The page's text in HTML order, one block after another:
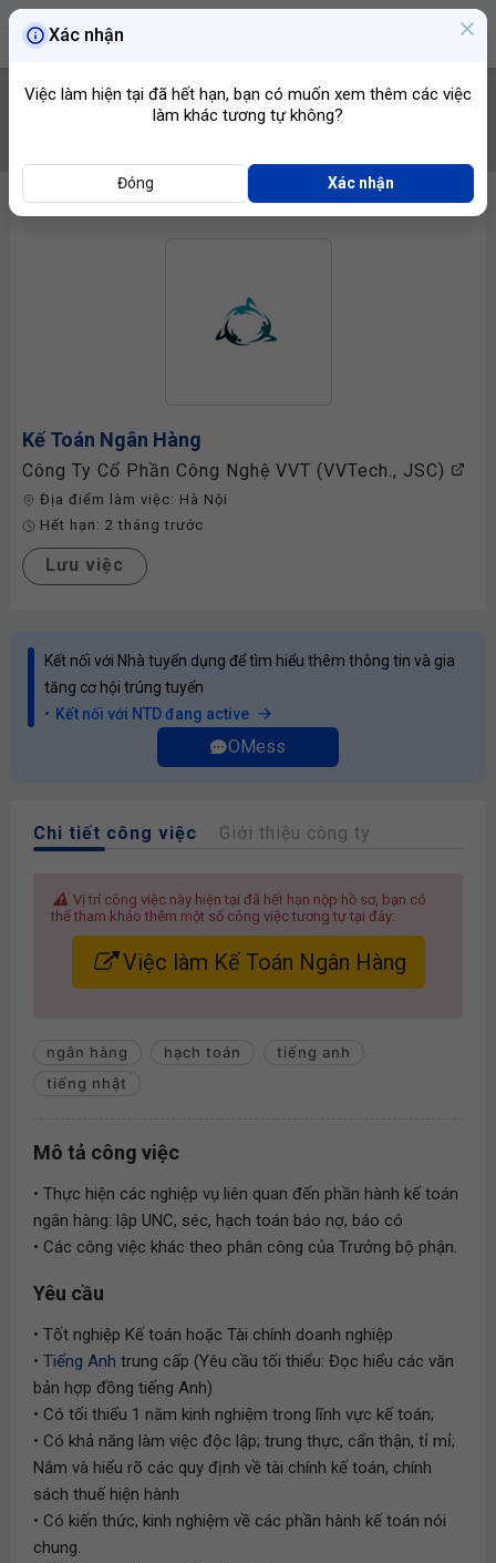
Kế Toán Ngân Hàng
Công Ty Cổ Phần Công Nghệ VVT (VVTech., JSC)
Địa điểm làm việc: Hà Nội
Hết hạn: 2 tháng trước
Lưu việc
Kết nối với Nhà tuyển dụng để tìm hiểu thêm thông tin và gia
tăng cơ hội trúng tuyển
Kết nối với NTD đang active
OMess
Chi tiết công việc Giới thiệu công ty
Vị trí công việc này hiện tại đã hết hạn nộp hồ sơ, bạn có
thể tham khảo thêm một số công việc tương tự tại đây:
Việc làm Kế Toán Ngân Hàng
ngân hàng hạch toán
tiếng anh
tiếng nhật
Mô tả công việc
• Thực hiện các nghiệp vụ liên quan đến phần hành kế toán
ngân hàng: lập UNC, séc, hạch toán báo nợ, báo có
• Các công việc khác theo phân công của Trưởng bộ phận.
Yêu cầu
• Tốt nghiệp Kế toán hoặc Tài chính doanh nghiệp
• Tiếng Anh trung cấp (Yêu cầu tối thiểu: Đọc hiểu các văn
bản hợp đồng tiếng Anh)
• Có tối thiểu 1 năm kinh nghiệm trong lĩnh vực kế toán;
• Có khả năng làm việc độc lập; trung thực, cẩn thận, tỉ mỉ;
Nắm và hiểu rõ các quy định về tài chính kế toán, chính
sách thuế hiện hành
• Có kiến thức, kinh nghiệm về các phần hành kế toán nói
chung.
Xác nhận
Việc làm hiện tại đã hết hạn, bạn có muốn xem thêm các việc
làm khác tương tự không?
Đóng Xác nhận